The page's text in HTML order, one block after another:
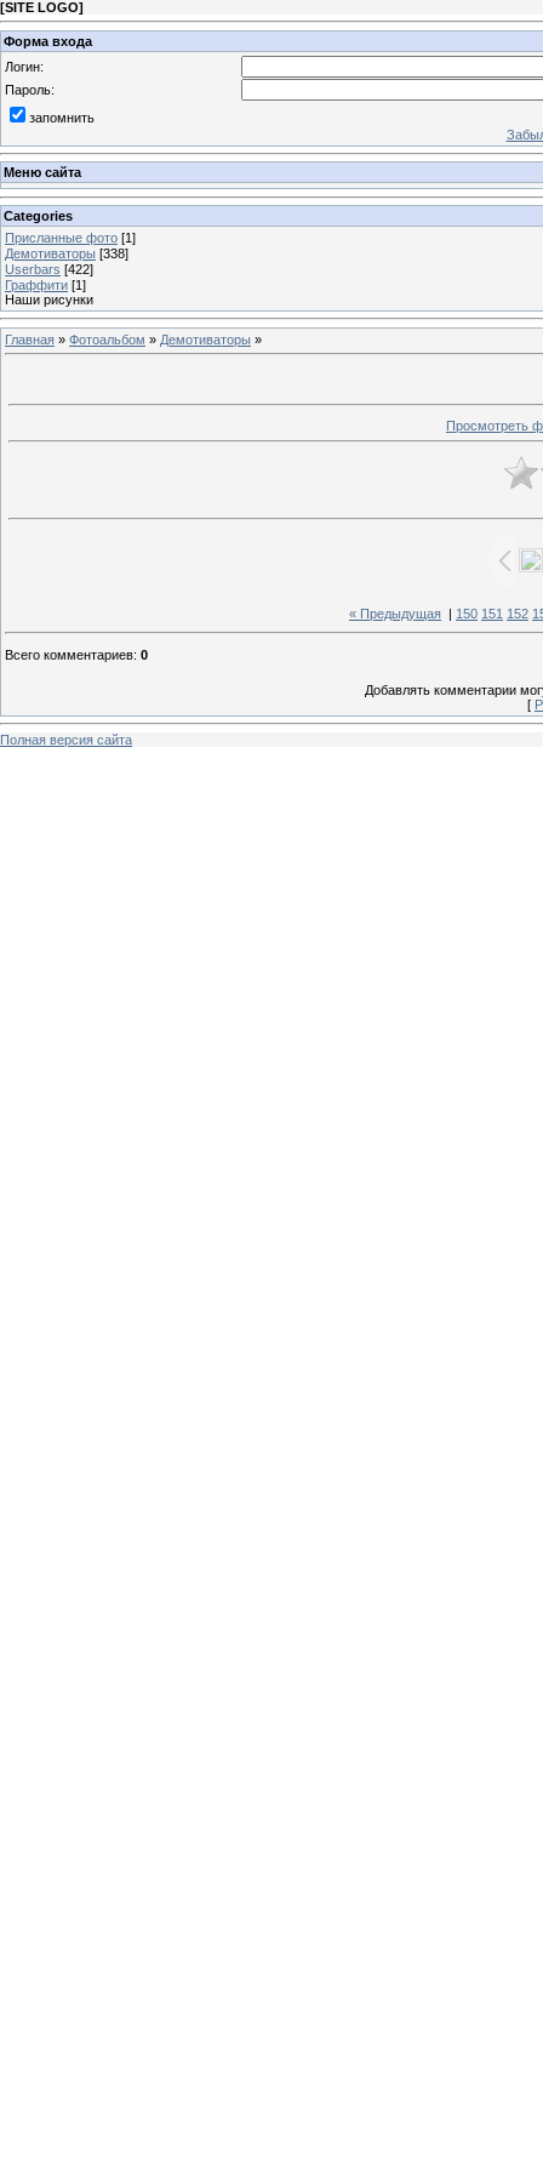
[SITE LOGO]
Форма входа
Логин:
Пароль:
запомнить
Меню сайта
Categories
Присланные фото [1]
Демотиваторы [338]
Userbars [422]
Граффити [1]
Наши рисунки
Главная » Фотоальбом » Демотиваторы »
Просмотреть
« Предыдущая 150 151 152
Всего комментариев: 0
Добавлять комментарии
[
Полная версия сайта